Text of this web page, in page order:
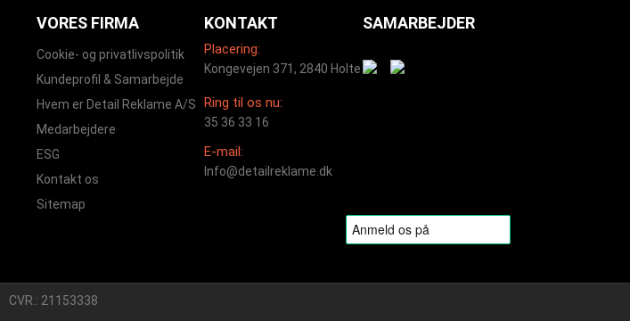
VORES FIRMA
Cookie- og privatlivspolitik
Kundeprofil & Samarbejde
Hvem er Detail Reklame A/S
Medarbejdere
ESG
Kontakt os
Sitemap
KONTAKT
Placering:
Kongevejen 371, 2840 Holte
Ring til os nu:
35 36 33 16
E-mail:
Info@detailreklame.dk
SAMARBEJDER
CVR.: 21153338